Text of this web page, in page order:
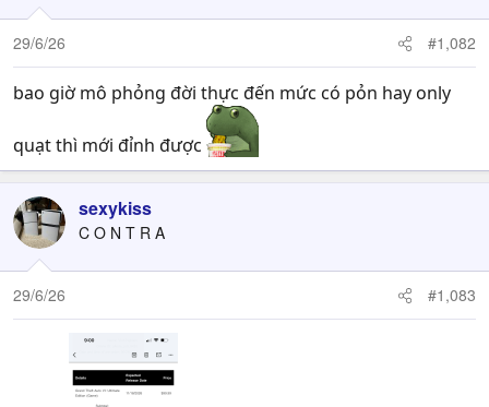
29/6/26 #1,082
bao giờ mô phỏng đời thực đến mức có pỏn hay only
quạt thì mới đỉnh được
sexykiss
C O N T R A
29/6/26 #1,083